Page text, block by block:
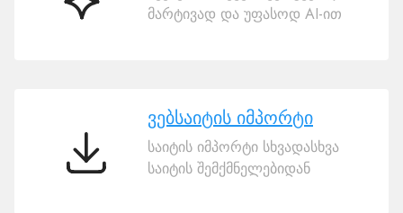
ხი
მარტივად და უფასოდ AI-ით
ვებსაიტის
ვებსაიტის იმპორტი
საიტის იმპორტი სხვადასხვა
საიტის შემქმნელებიდან